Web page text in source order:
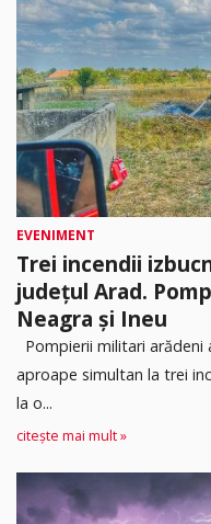
EVENIMENT
Trei incendii
județul Arad.
Neagra și Ineu
Pompierii militari
aproape simultan la trei
la o...
citește mai mult »